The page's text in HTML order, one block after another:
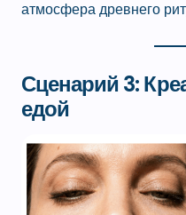
атмосфера древнего
Сценарий 3:
едой